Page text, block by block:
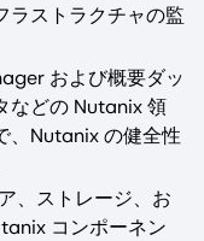
ラストラクチャの監
および概要ダッ
などの Nutanix 領
、Nutanix の健全性
、ストレージ、お
コンポーネン